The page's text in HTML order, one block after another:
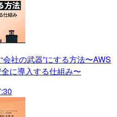
会社の武器”にする方法〜AWS
に導入する仕組み〜